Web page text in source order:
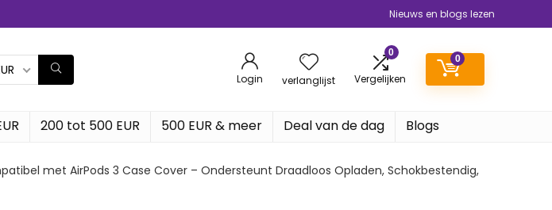
Nieuws en blogs lezen
Login verlanglijst
0
Vergelijken
0
200 tot 500 EUR 500 EUR & meer Deal van de dag Blogs
met AirPods 3 Case Cover – Ondersteunt Draadloos Opladen, Schokbestendig,